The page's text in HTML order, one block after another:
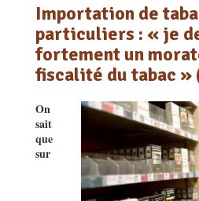
Importation de
particuliers : « je
fortement un
fiscalité du tabac »
On
sait
que
sur